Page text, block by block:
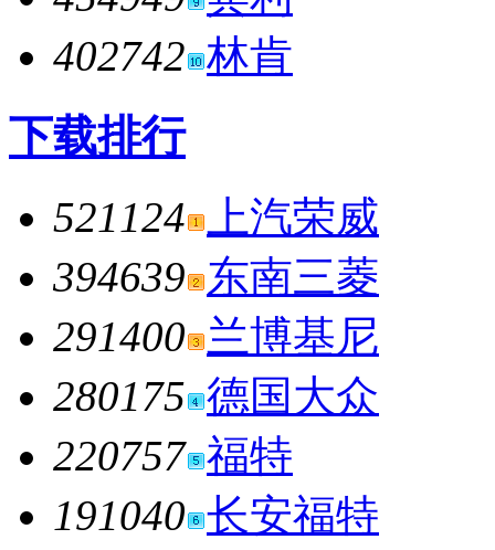
402742 林肯
下载排行
521124
上汽荣威
394639 东南三菱
291400 兰博基尼
280175 德国大众
220757 福特
191040 长安福特